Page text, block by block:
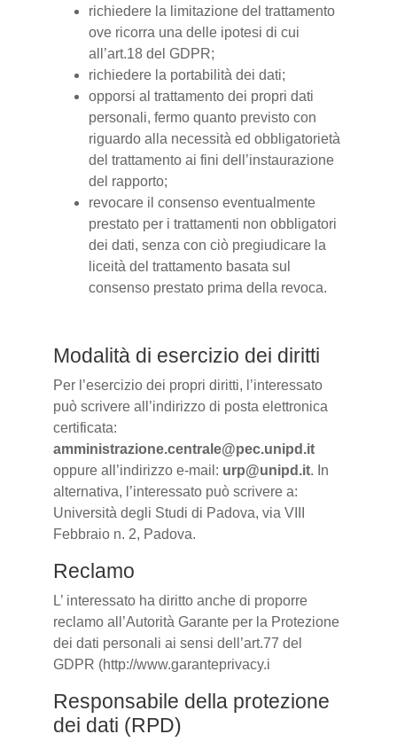
richiedere la limitazione del trattamento
ove ricorra una delle ipotesi di cui
all’art.18 del GDPR;
richiedere la portabilità dei dati;
opporsi al trattamento dei propri dati
personali, fermo quanto previsto con
riguardo alla necessità ed obbligatorietà
del trattamento ai fini dell’instaurazione
del rapporto;
revocare il consenso eventualmente
prestato per i trattamenti non obbligatori
dei dati, senza con ciò pregiudicare la
liceità del trattamento basata sul
consenso prestato prima della revoca.
Modalità di esercizio dei diritti
Per l’esercizio dei propri diritti, l’interessato
può scrivere all’indirizzo di posta elettronica
certificata:
amministrazione.centrale@pec.unipd.it
oppure all’indirizzo e-mail: urp@unipd.it. In
alternativa, l’interessato può scrivere a:
Università degli Studi di Padova, via VIII
Febbraio n. 2, Padova.
Reclamo
L’ interessato ha diritto anche di proporre
reclamo all’Autorità Garante per la Protezione
dei dati personali ai sensi dell’art.77 del
GDPR (http://www.garanteprivacy.i
Responsabile della protezione
dei dati (RPD)